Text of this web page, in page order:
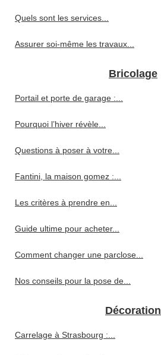
Quels sont les services...
Assurer soi-même les travaux...
Bricolage
Portail et porte de garage :...
Pourquoi l’hiver révèle...
Questions à poser à votre...
Fantini, la maison gomez :...
Les critères à prendre en...
Guide ultime pour acheter...
Comment changer une parclose...
Nos conseils pour la pose de...
Décoration
Carrelage à Strasbourg :...